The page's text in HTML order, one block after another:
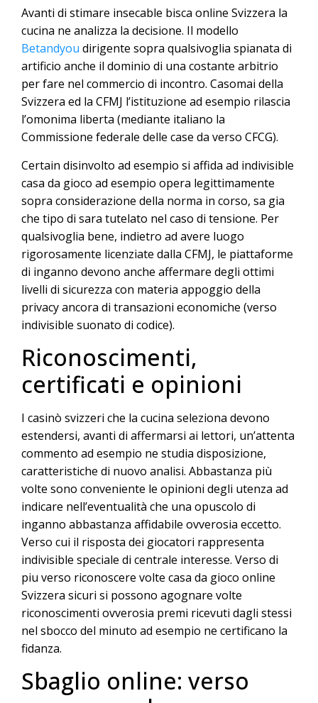
Avanti di stimare insecable bisca online Svizzera la
cucina ne analizza la decisione. Il modello
Betandyou dirigente sopra qualsivoglia spianata di
artificio anche il dominio di una costante arbitrio
per fare nel commercio di incontro. Casomai della
Svizzera ed la CFMJ l’istituzione ad esempio rilascia
l’omonima liberta (mediante italiano la
Commissione federale delle case da verso CFCG).
Certain disinvolto ad esempio si affida ad indivisible
casa da gioco ad esempio opera legittimamente
sopra considerazione della norma in corso, sa gia
che tipo di sara tutelato nel caso di tensione. Per
qualsivoglia bene, indietro ad avere luogo
rigorosamente licenziate dalla CFMJ, le piattaforme
di inganno devono anche affermare degli ottimi
livelli di sicurezza con materia appoggio della
privacy ancora di transazioni economiche (verso
indivisible suonato di codice).
Riconoscimenti,
certificati e opinioni
I casinò svizzeri che la cucina seleziona devono
estendersi, avanti di affermarsi ai lettori, un’attenta
commento ad esempio ne studia disposizione,
caratteristiche di nuovo analisi. Abbastanza più
volte sono conveniente le opinioni degli utenza ad
indicare nell’eventualità che una opuscolo di
inganno abbastanza affidabile ovverosia eccetto.
Verso cui il risposta dei giocatori rappresenta
indivisible speciale di centrale interesse. Verso di
piu verso riconoscere volte casa da gioco online
Svizzera sicuri si possono agognare volte
riconoscimenti ovverosia premi ricevuti dagli stessi
nel sbocco del minuto ad esempio ne certificano la
fidanza.
Sbaglio online: verso